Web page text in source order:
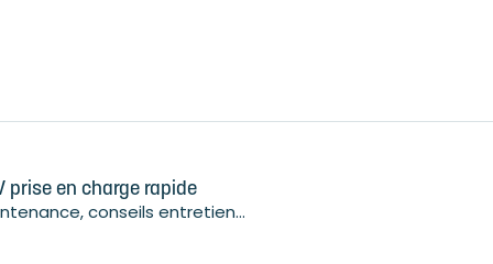
prise en charge rapide
conseils entretien...